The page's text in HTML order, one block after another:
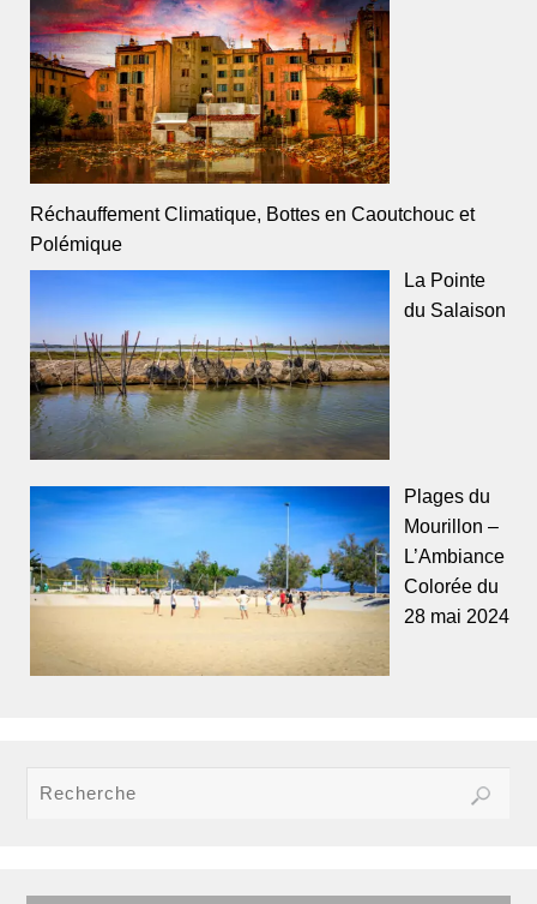
Réchauffement Climatique, Bottes en Caoutchouc et
Polémique
La Pointe
du Salaison
Plages du
Mourillon –
L’Ambiance
Colorée du
28 mai 2024